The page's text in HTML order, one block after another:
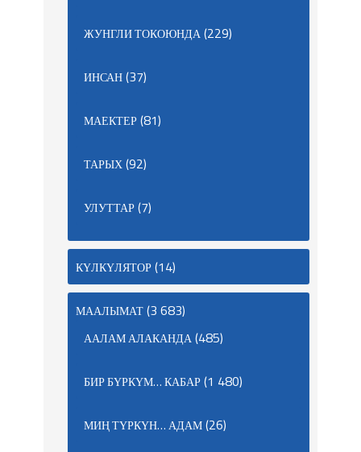
ЖУНГЛИ ТОКОЮНДА(229)
ИНСАН(37)
МАЕКТЕР(81)
ТАРЫХ(92)
УЛУТТАР(7)
КҮЛКҮЛЯТОР(14)
МААЛЫМАТ(3 683)
ААЛАМ АЛАКАНДА(485)
БИР БҮРКҮМ… КАБАР(1 480)
МИҢ ТҮРКҮН… АДАМ(26)